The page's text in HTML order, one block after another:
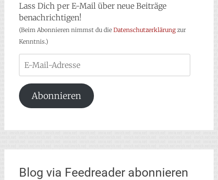
Lass Dich per E-Mail über neue Beiträge
benachrichtigen!
(Beim Abonnieren nimmst du die Datenschutzerklärungzur
Kenntnis.)
Mail-
Adresse
Abonnieren
Blog via Feedreader abonnieren